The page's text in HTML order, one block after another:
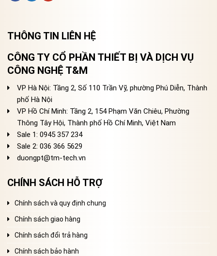
THÔNG TIN LIÊN HỆ
CÔNG TY CỔ PHẦN THIẾT BỊ VÀ DỊCH VỤ
CÔNG NGHỆ T&M
VP Hà Nội: Tầng 2, Số 110 Trần Vỹ, phường Phú Diễn, Thành
phố Hà Nội
VP Hồ Chí Minh: Tầng 2, 154 Phạm Văn Chiêu, Phường
Thông Tây Hội, Thành phố Hồ Chí Minh, Việt Nam
Sale 1: 0945 357 234
Sale 2: 036 366 5629
duongpt@tm-tech.vn
CHÍNH SÁCH HỖ TRỢ
Chính sách và quy định chung
Chính sách giao hàng
Chính sách đổi trả hàng
Chính sách bảo hành